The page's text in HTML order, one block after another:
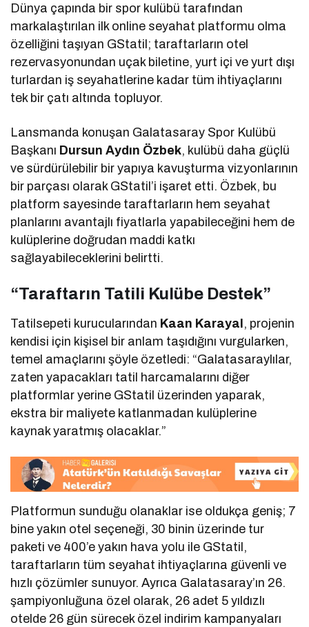
Dünya çapında bir spor kulübü tarafından
markalaştırılan ilk online seyahat platformu olma
özelliğini taşıyan GStatil; taraftarların otel
rezervasyonundan uçak biletine, yurt içi ve yurt dışı
turlardan iş seyahatlerine kadar tüm ihtiyaçlarını
tek bir çatı altında topluyor.
Lansmanda konuşan Galatasaray Spor Kulübü
Başkanı Dursun Aydın Özbek, kulübü daha güçlü
ve sürdürülebilir bir yapıya kavuşturma vizyonlarının
bir parçası olarak GStatil’i işaret etti. Özbek, bu
platform sayesinde taraftarların hem seyahat
planlarını avantajlı fiyatlarla yapabileceğini hem de
kulüplerine doğrudan maddi katkı
sağlayabileceklerini belirtti.
“Taraftarın Tatili Kulübe Destek”
Tatilsepeti kurucularından Kaan Karayal, projenin
kendisi için kişisel bir anlam taşıdığını vurgularken,
temel amaçlarını şöyle özetledi: “Galatasaraylılar,
zaten yapacakları tatil harcamalarını diğer
platformlar yerine GStatil üzerinden yaparak,
ekstra bir maliyete katlanmadan kulüplerine
kaynak yaratmış olacaklar.”
Platformun sunduğu olanaklar ise oldukça geniş; 7
bine yakın otel seçeneği, 30 binin üzerinde tur
paketi ve 400’e yakın hava yolu ile GStatil,
taraftarların tüm seyahat ihtiyaçlarına güvenli ve
hızlı çözümler sunuyor. Ayrıca Galatasaray’ın 26.
şampiyonluğuna özel olarak, 26 adet 5 yıldızlı
otelde 26 gün sürecek özel indirim kampanyaları